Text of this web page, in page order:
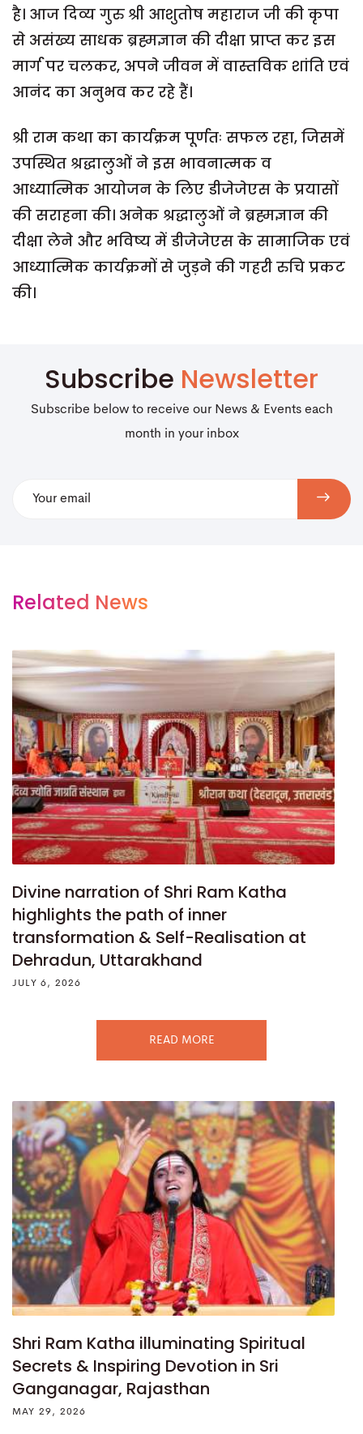
है। आज दिव्य गुरु श्री आशुतोष महाराज जी की कृपा
से असंख्य साधक ब्रह्मज्ञान की दीक्षा प्राप्त कर इस
मार्ग पर चलकर, अपने जीवन में वास्तविक शांति एवं
आनंद का अनुभव कर रहे हैं।
श्री राम कथा का कार्यक्रम पूर्णतः सफल रहा, जिसमें
उपस्थित श्रद्धालुओं ने इस भावनात्मक व
आध्यात्मिक आयोजन के लिए डीजेजेएस के प्रयासों
की सराहना की। अनेक श्रद्धालुओं ने ब्रह्मज्ञान की
दीक्षा लेने और भविष्य में डीजेजेएस के सामाजिक एवं
आध्यात्मिक कार्यक्रमों से जुड़ने की गहरी रुचि प्रकट
की।
Subscribe Newsletter
Subscribe below to receive our News & Events each
month in your inbox
Related News
Divine narration of Shri Ram Katha
highlights the path of inner
transformation & Self-Realisation at
Dehradun, Uttarakhand
JULY 6, 2026
READ MORE
Shri Ram Katha illuminating Spiritual
Secrets & Inspiring Devotion in Sri
Ganganagar, Rajasthan
MAY 29, 2026